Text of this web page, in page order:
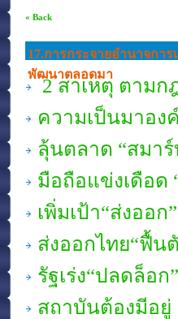
« Back
17.การกระจายอํานาจกา
พัฒนาตลอดมา
2 สาเหตุ ตามก
ความเป็นมาอ
ลุ้นตลาด “สมา
มือถือแข่งเดือด
เพิ่มเป้า“ส่งออ
ส่งออกไทย“ฟื้
รัฐเร่ง“ปลดล็อ
สถาบันต้องมีอยู่